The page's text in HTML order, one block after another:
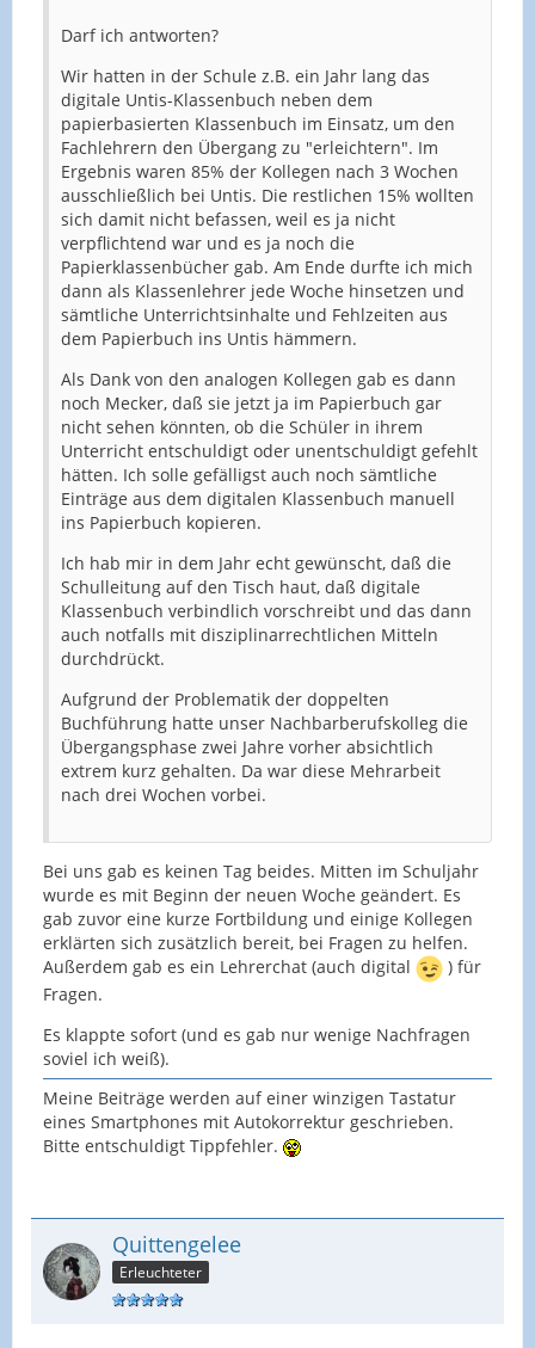
Darf ich antworten?
Wir hatten in der Schule z.B. ein Jahr lang das
digitale Untis-Klassenbuch neben dem
papierbasierten Klassenbuch im Einsatz, um den
Fachlehrern den Übergang zu "erleichtern". Im
Ergebnis waren 85% der Kollegen nach 3 Wochen
ausschließlich bei Untis. Die restlichen 15% wollten
sich damit nicht befassen, weil es ja nicht
verpflichtend war und es ja noch die
Papierklassenbücher gab. Am Ende durfte ich mich
dann als Klassenlehrer jede Woche hinsetzen und
sämtliche Unterrichtsinhalte und Fehlzeiten aus
dem Papierbuch ins Untis hämmern.
Als Dank von den analogen Kollegen gab es dann
noch Mecker, daß sie jetzt ja im Papierbuch gar
nicht sehen könnten, ob die Schüler in ihrem
Unterricht entschuldigt oder unentschuldigt gefehlt
hätten. Ich solle gefälligst auch noch sämtliche
Einträge aus dem digitalen Klassenbuch manuell
ins Papierbuch kopieren.
Ich hab mir in dem Jahr echt gewünscht, daß die
Schulleitung auf den Tisch haut, daß digitale
Klassenbuch verbindlich vorschreibt und das dann
auch notfalls mit disziplinarrechtlichen Mitteln
durchdrückt.
Aufgrund der Problematik der doppelten
Buchführung hatte unser Nachbarberufskolleg die
Übergangsphase zwei Jahre vorher absichtlich
extrem kurz gehalten. Da war diese Mehrarbeit
nach drei Wochen vorbei.
Bei uns gab es keinen Tag beides. Mitten im Schuljahr
wurde es mit Beginn der neuen Woche geändert. Es
gab zuvor eine kurze Fortbildung und einige Kollegen
erklärten sich zusätzlich bereit, bei Fragen zu helfen.
Außerdem gab es ein Lehrerchat (auch digital
) für
Fragen.
Es klappte sofort (und es gab nur wenige Nachfragen
soviel ich weiß).
Meine Beiträge werden auf einer winzigen Tastatur
eines Smartphones mit Autokorrektur geschrieben.
Bitte entschuldigt Tippfehler.
Quittengelee
Erleuchteter